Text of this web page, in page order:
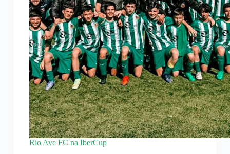
Rio Ave FC na IberCup